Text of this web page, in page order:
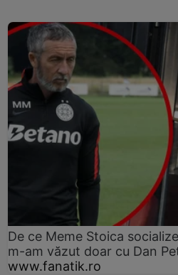
De ce Meme Stoica
m-am văzut doar cu Dan
www.fanatik.ro